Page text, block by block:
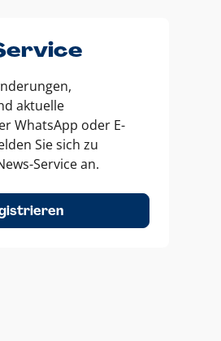
aktuelle
WhatsApp oder E-
Sie sich zu
Service an.